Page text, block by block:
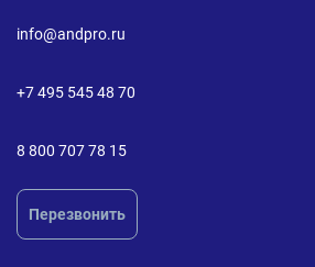
info@andpro.ru
+7 495 545 48 70
8 800 707 78 15
Перезвонить